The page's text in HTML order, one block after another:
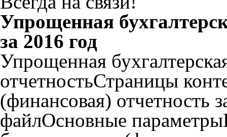
Упрощенная
за 2016 год
Упрощенная
отчетностьСтраницы
(финансовая) отчетность
файлОсновные